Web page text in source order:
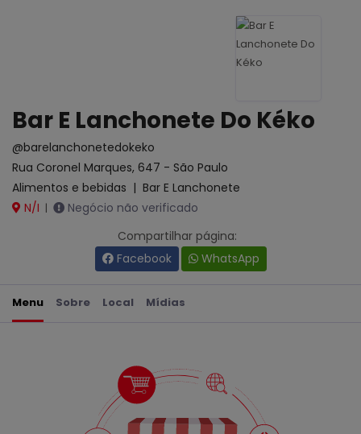
Bar E Lanchonete Do Kéko
@barelanchonetedokeko
Rua Coronel Marques, 647 - São Paulo
Alimentos e bebidas | Bar E Lanchonete
N/I |
Negócio não verificado
Compartilhar página:
Facebook
WhatsApp
Menu Sobre Local Mídias